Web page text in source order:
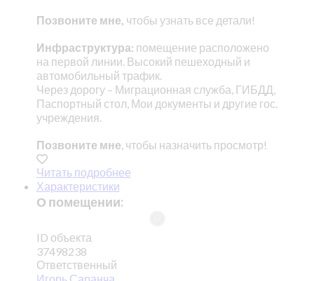
Позвоните мне, чтобы узнать все детали!
Инфраструктура: помещение расположено
на первой линии. Высокий пешеходный и
автомобильный трафик.
Через дорогу – Миграционная служба, ГИБДД,
Паспортный стол, Мои документы и другие гос.
учреждения.
Позвоните мне, чтобы назначить просмотр!
Читать подробнее
Характеристики
О помещении:
ID объекта
37498238
Ответственный